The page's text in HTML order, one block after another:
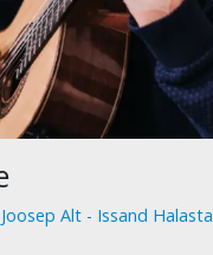
Alt - Issand Halasta